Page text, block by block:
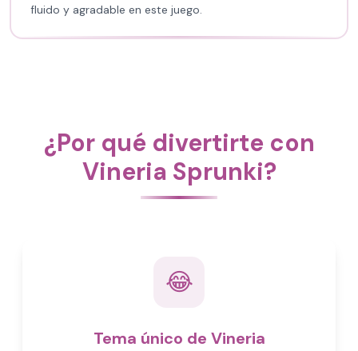
fluido y agradable en este juego.
¿Por qué divertirte con
Vineria Sprunki?
😂
Tema único de Vineria